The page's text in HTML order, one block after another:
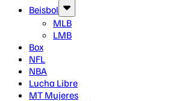
Beisbol
MLB
LMB
Box
NFL
NBA
Lucha Libre
MT Mujeres